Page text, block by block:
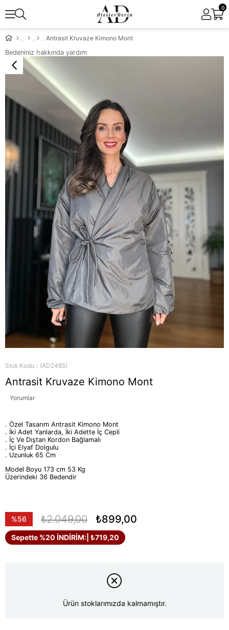
0
Antrasit Kruvaze Kimono Mont
Bedeniniz hakkında yardım
Stok Kodu (AD2485)
Antrasit Kruvaze Kimono Mont
Yorumlar
. Özel Tasarım Antrasit Kimono Mont
. İki Adet Yanlarda, İki Adette İç Cepli
. İç Ve Dıştan Kordon Bağlamalı
. İçi Elyaf Dolgulu
. Uzunluk 65 Cm
Model Boyu 173 cm 53 Kg
Üzerindeki 36 Bedendir
%56
İndirim
₺2.049,00 ₺899,00
Sepette %20 İNDİRİM: | ₺719,20
Ürün stoklarımızda kalmamıştır.